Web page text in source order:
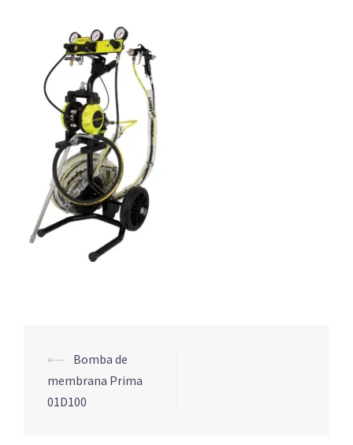
Navegación
de
entradas
⟵ Bomba de
membrana Prima
01D100